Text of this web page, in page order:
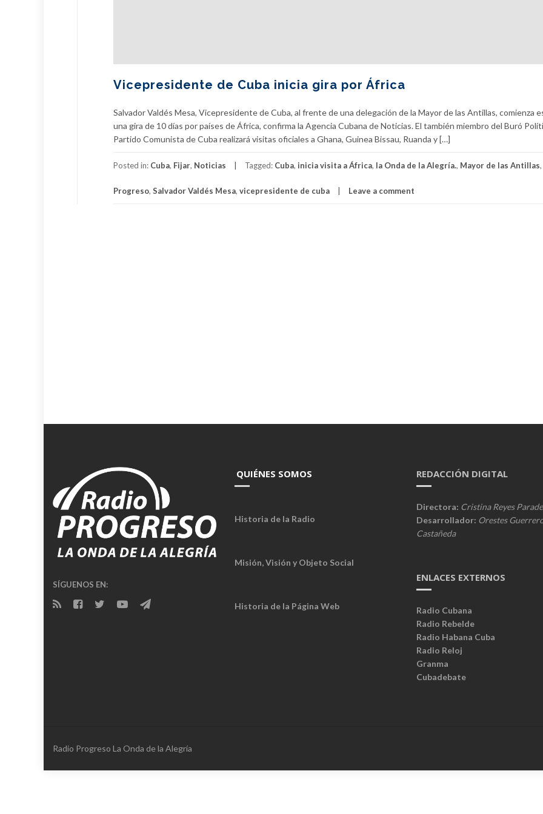
Vicepresidente de Cuba inicia gira por África
Salvador Valdés Mesa, Vicepresidente de Cuba, al frente de una delegación de la Mayor de las Antillas, comienza
una gira de 10 días por países de África, confirma la Agencia Cubana de Noticias. El también miembro del Buró
Partido Comunista de Cuba realizará visitas oficiales a Ghana, Guinea Bissau, Ruanda y […]
Posted in: Cuba, Fijar, Noticias Tagged: Cuba, inicia visita a África, la Onda de la Alegría., Mayor de las Antillas,
Progreso, Salvador Valdés Mesa, vicepresidente de cuba Leave a comment
SÍGUENOS EN:
QUIÉNES SOMOS
Historia de la Radio
Misión, Visión y Objeto Social
Historia de la Página Web
REDACCIÓN DIGITAL
Directora: Cristina Reyes
Desarrollador: Orestes
Castañeda
ENLACES EXTERNOS
Radio Cubana
Radio Rebelde
Radio Habana Cuba
Radio Reloj
Granma
Cubadebate
Radio Progreso La Onda de la Alegría